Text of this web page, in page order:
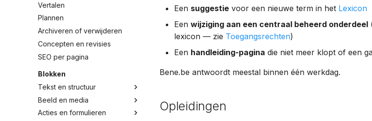
Vertalen
Plannen
Archiveren of verwijderen
Concepten en revisies
SEO per pagina
Blokken
Tekst en structuur
Beeld en media
Acties en formulieren
Een suggestie voor een nieuwe term in het Lexicon
Een wijziging aan een centraal beheerd onderdeel
lexicon — zie Toegangsrechten)
Een handleiding-pagina die niet meer klopt of een
Bene.be antwoordt meestal binnen één werkdag.
Opleidingen